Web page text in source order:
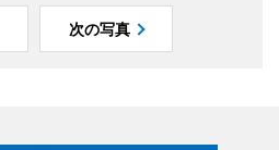
次の写真